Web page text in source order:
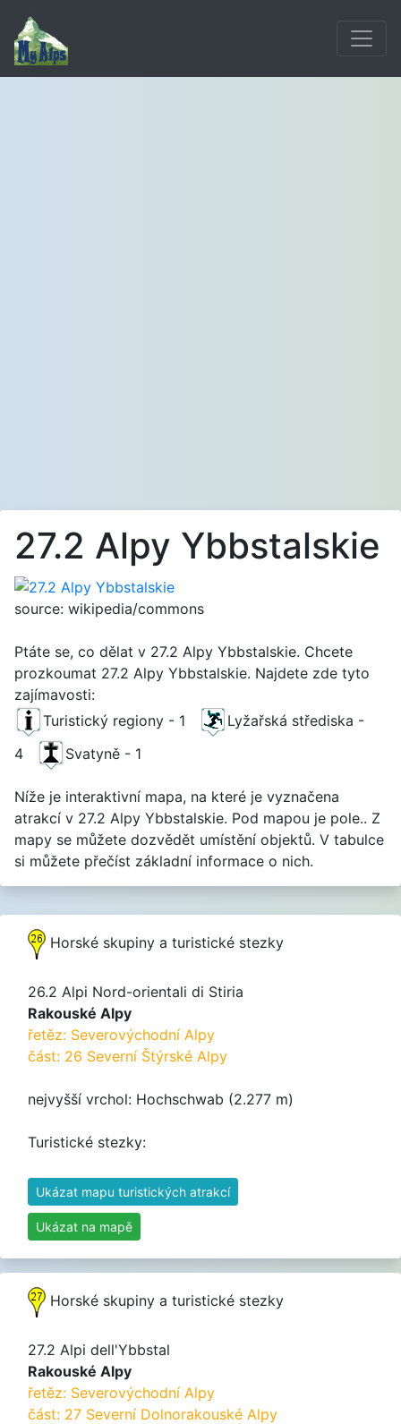
27.2 Alpy Ybbstalskie
source: wikipedia/commons
Ptáte se, co dělat v 27.2 Alpy Ybbstalskie. Chcete
prozkoumat 27.2 Alpy Ybbstalskie. Najdete zde tyto
zajímavosti:
Turistický regiony - 1
Lyžařská střediska -
4
Svatyně - 1
Níže je interaktivní mapa, na které je vyznačena
atrakcí v 27.2 Alpy Ybbstalskie. Pod mapou je pole.. Z
mapy se můžete dozvědět umístění objektů. V tabulce
si můžete přečíst základní informace o nich.
Horské skupiny a turistické stezky
26.2 Alpi Nord-orientali di Stiria
Rakouské Alpy
řetěz: Severovýchodní Alpy
část: 26 Severní Štýrské Alpy
nejvyšší vrchol: Hochschwab (2.277 m)
Turistické stezky:
Ukázat mapu turistických atrakcí
Ukázat na mapě
Horské skupiny a turistické stezky
27.2 Alpi dell'Ybbstal
Rakouské Alpy
řetěz: Severovýchodní Alpy
část: 27 Severní Dolnorakouské Alpy